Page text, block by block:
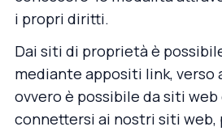
i propri diritti.
Dai siti di proprietà è
mediante appositi link, verso
ovvero è possibile da siti
connettersi ai nostri siti web,